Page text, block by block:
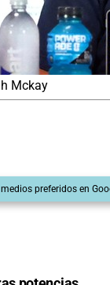
Mckay
preferidos en